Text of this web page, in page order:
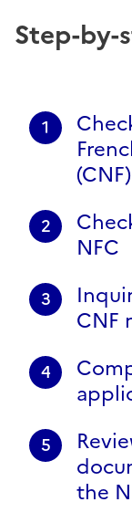
Step-by-
1
(CNF)
2
NFC
3
CNF
4
5
the